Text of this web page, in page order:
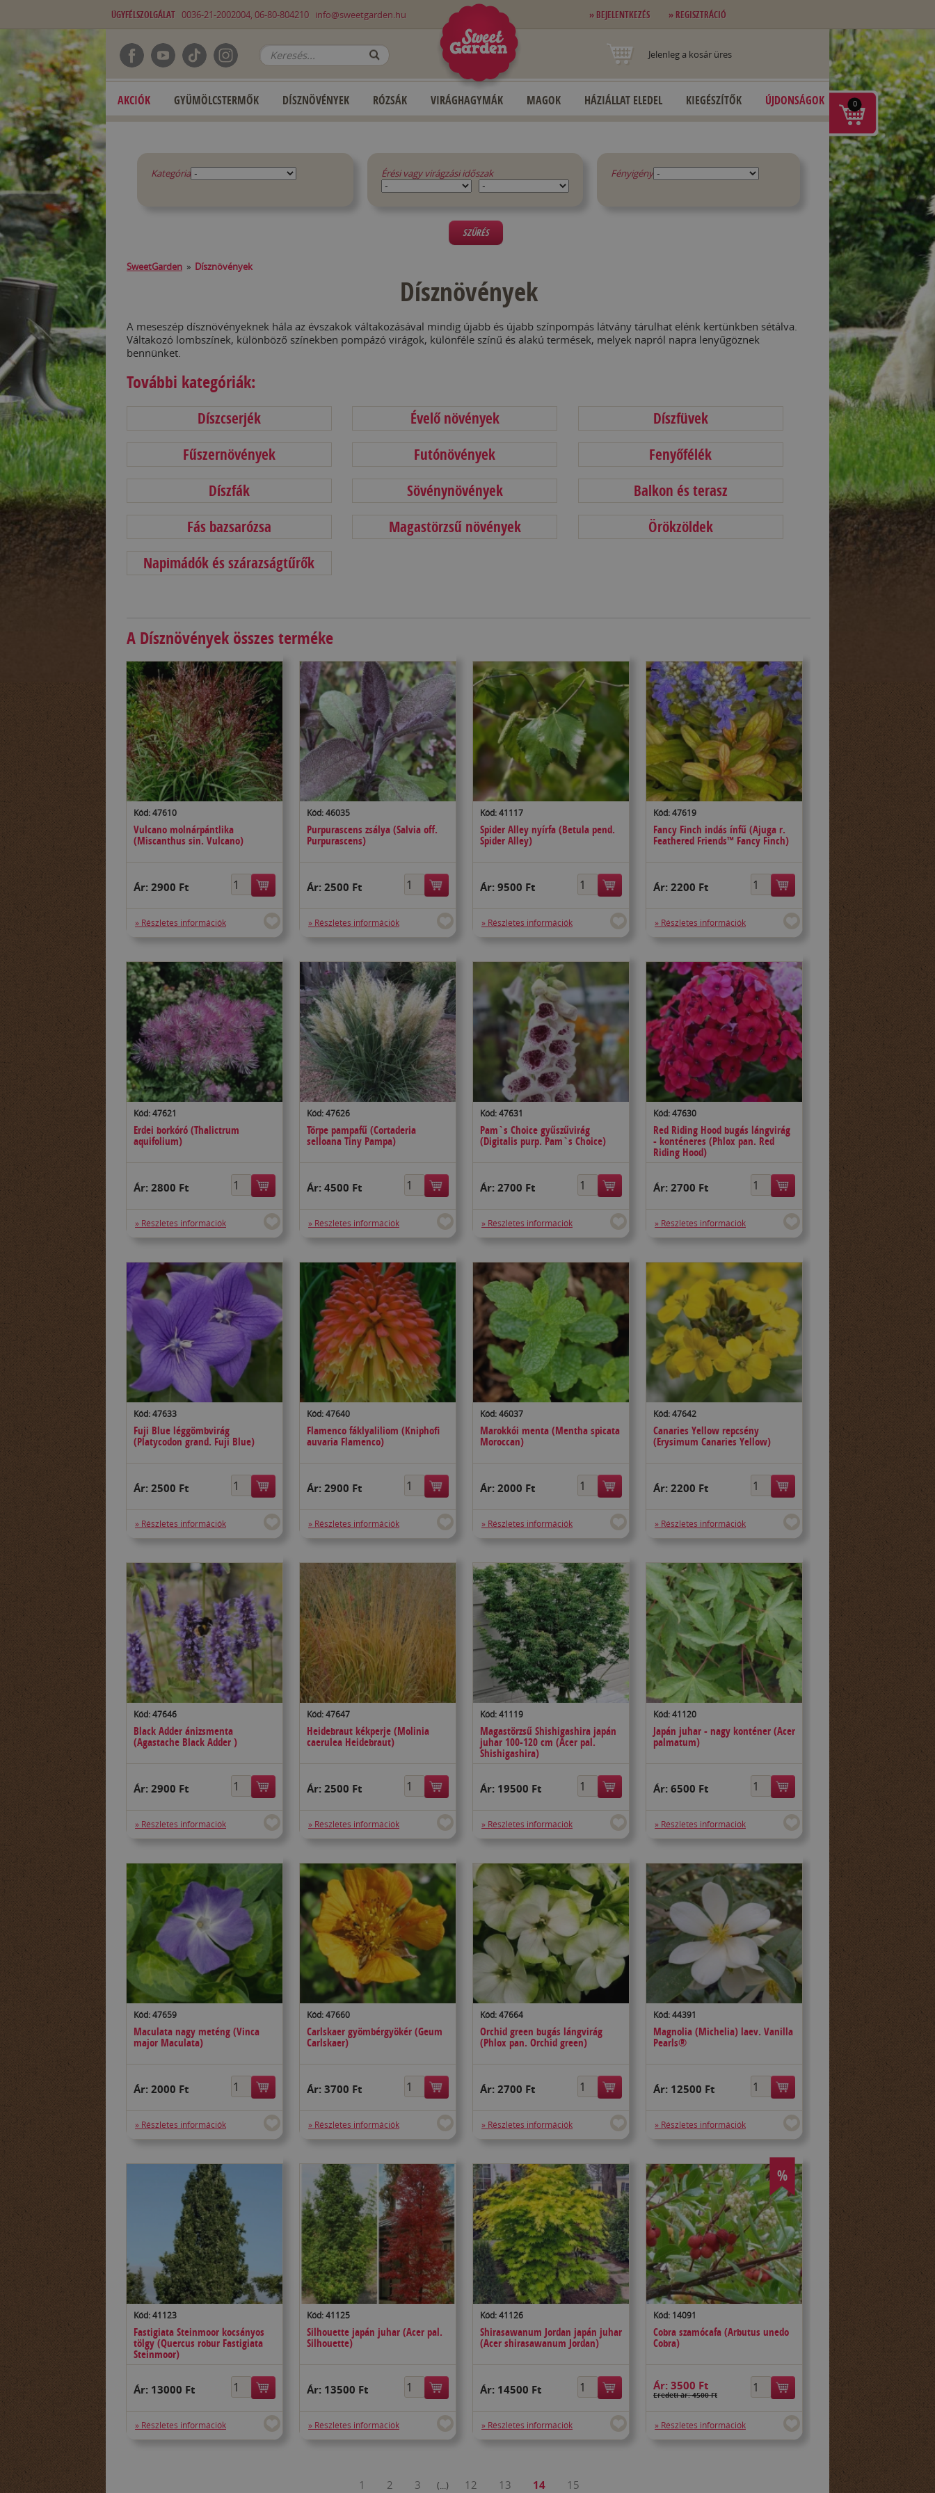
ÜGYFÉLSZOLGÁLAT 0036-21-2002004, 06-80-804210 info@sweetgarden.hu » BEJELENTKEZÉS » REGISZTRÁCIÓ
Jelenleg a kosár üres
AKCIÓK GYÜMÖLCSTERMŐK DÍSZNÖVÉNYEK RÓZSÁK VIRÁGHAGYMÁK MAGOK HÁZIÁLLAT ELEDEL KIEGÉSZÍTŐK ÚJDONSÁGOK
Kategória Érési vagy virágzási időszak Fényigény
SZŰRÉS
SweetGarden » Dísznövények
Dísznövények
A meseszép dísznövényeknek hála az évszakok váltakozásával mindig újabb és újabb színpompás látvány tárulhat elénk kertünkben sétálva.
Váltakozó lombszínek, különböző színekben pompázó virágok, különféle színű és alakú termések, melyek napról napra lenyűgöznek
bennünket.
További kategóriák:
Díszcserjék Évelő növények
Díszfüvek
Fűszernövények
Futónövények
Fenyőfélék
Díszfák
Sövénynövények
Balkon és terasz
Fás bazsarózsa
Magastörzsű növények
Örökzöldek
Napimádók és szárazságtűrők
A Dísznövények összes terméke
Kód: 47610
Vulcano molnárpántlika
(Miscanthus sin. Vulcano)
Ár: 2900 Ft
» Részletes információk
Kód: 46035
Purpurascens zsálya (Salvia off.
Purpurascens)
Ár: 2500 Ft
» Részletes információk
Kód: 41117
Spider Alley nyírfa (Betula pend.
Spider Alley)
Ár: 9500 Ft
» Részletes információk
Kód: 47619
Fancy Finch indás ínfű (Ajuga r.
Feathered Friends™ Fancy Finch)
Ár: 2200 Ft
» Részletes információk
Kód: 47621
Erdei borkóró (Thalictrum
aquifolium)
Ár: 2800 Ft
» Részletes információk
Kód: 47626
Törpe pampafű (Cortaderia
selloana Tiny Pampa)
Ár: 4500 Ft
» Részletes információk
Kód: 47631
Pam`s Choice gyűszűvirág
(Digitalis purp. Pam`s Choice)
Ár: 2700 Ft
» Részletes információk
Kód: 47630
Red Riding Hood bugás lángvirág
- konténeres (Phlox pan. Red
Riding Hood)
Ár: 2700 Ft
» Részletes információk
Kód: 47633
Fuji Blue léggömbvirág
(Platycodon grand. Fuji Blue)
Ár: 2500 Ft
» Részletes információk
Kód: 47640
Flamenco fáklyaliliom (Kniphofi
auvaria Flamenco)
Ár: 2900 Ft
» Részletes információk
Kód: 46037
Marokkói menta (Mentha spicata
Moroccan)
Ár: 2000 Ft
» Részletes információk
Kód: 47642
Canaries Yellow repcsény
(Erysimum Canaries Yellow)
Ár: 2200 Ft
» Részletes információk
Kód: 47646
Black Adder ánizsmenta
(Agastache Black Adder )
Ár: 2900 Ft
» Részletes információk
Kód: 47647
Heidebraut kékperje (Molinia
caerulea Heidebraut)
Ár: 2500 Ft
» Részletes információk
Kód: 41119
Magastörzsű Shishigashira japán
juhar 100-120 cm (Acer pal.
Shishigashira)
Ár: 19500 Ft
» Részletes információk
Kód: 41120
Japán juhar - nagy konténer (Acer
palmatum)
Ár: 6500 Ft
» Részletes információk
Kód: 47659
Maculata nagy meténg (Vinca
major Maculata)
Ár: 2000 Ft
» Részletes információk
Kód: 47660
Carlskaer gyömbérgyökér (Geum
Carlskaer)
Ár: 3700 Ft
» Részletes információk
Kód: 47664
Orchid green bugás lángvirág
(Phlox pan. Orchid green)
Ár: 2700 Ft
» Részletes információk
Kód: 44391
Magnolia (Michelia) laev. Vanilla
Pearls®
Ár: 12500 Ft
» Részletes információk
Kód: 41123
Fastigiata Steinmoor kocsányos
tölgy (Quercus robur Fastigiata
Steinmoor)
Ár: 13000 Ft
» Részletes információk
Kód: 41125
Silhouette japán juhar (Acer pal.
Silhouette)
Ár: 13500 Ft
» Részletes információk
Kód: 41126
Shirasawanum Jordan japán juhar
(Acer shirasawanum Jordan)
Ár: 14500 Ft
» Részletes információk
%
Kód: 14091
Cobra szamócafa (Arbutus unedo
Cobra)
Ár: 3500 Ft
Eredeti ár: 4500 Ft
» Részletes információk
1 2 3 (...) 12 13 14 15
0